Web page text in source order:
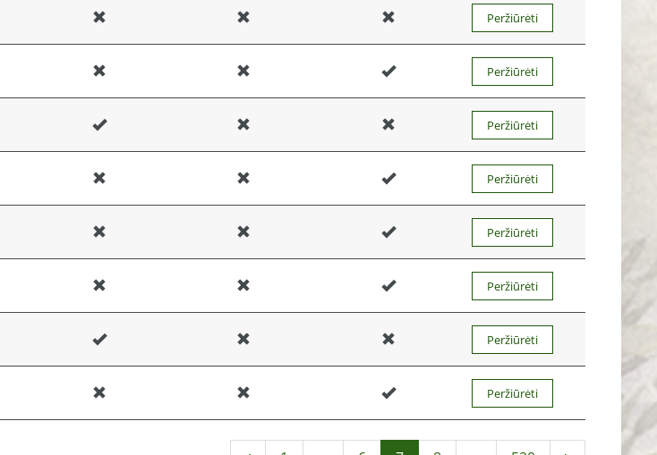
Peržiūrėti
Peržiūrėti
Peržiūrėti
Peržiūrėti
Peržiūrėti
Peržiūrėti
Peržiūrėti
Peržiūrėti